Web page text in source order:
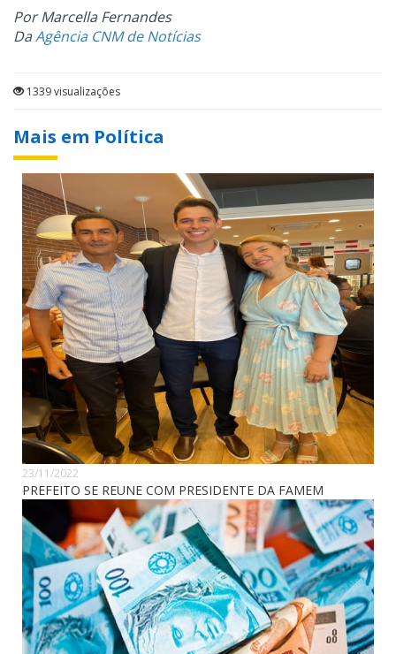
Por Marcella Fernandes
DaAgência CNM de Notícias
1339 visualizações
Mais em Política
23/11/2022
PREFEITO SE REUNE COM PRESIDENTE DA FAMEM